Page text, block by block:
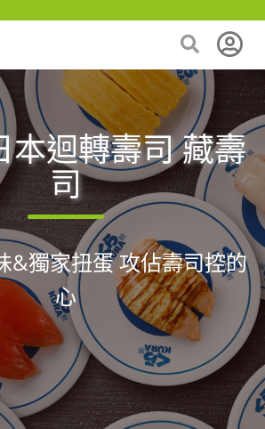
本迴轉壽司 藏壽
司
&獨家扭蛋 攻佔壽司控的
心